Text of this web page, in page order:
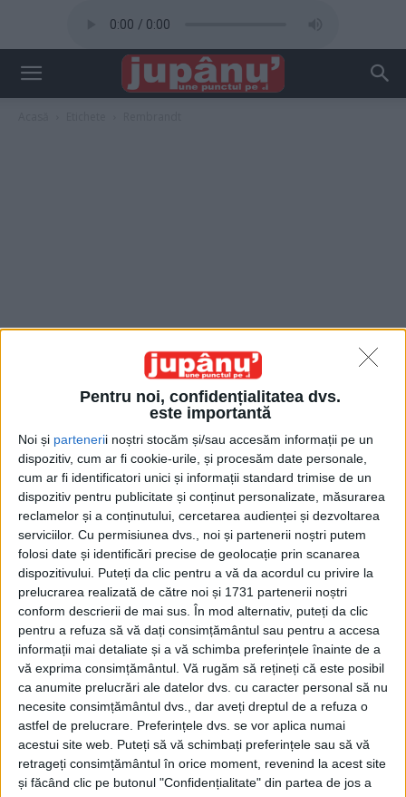
Pentru noi, confidențialitatea dvs.
este importantă
Noi și partenerii noștri stocăm și/sau accesăm informații pe un
dispozitiv, cum ar fi cookie-urile, și procesăm date personale,
cum ar fi identificatori unici și informații standard trimise de un
dispozitiv pentru publicitate și conținut personalizate, măsurarea
reclamelor și a conținutului, cercetarea audienței și dezvoltarea
serviciilor. Cu permisiunea dvs., noi și partenerii noștri putem
folosi date și identificări precise de geolocație prin scanarea
dispozitivului. Puteți da clic pentru a vă da acordul cu privire la
prelucrarea realizată de către noi și 1731 partenerii noștri
conform descrierii de mai sus. În mod alternativ, puteți da clic
pentru a refuza să vă dați consimțământul sau pentru a accesa
informații mai detaliate și a vă schimba preferințele înainte de a
vă exprima consimțământul. Vă rugăm să rețineți că este posibil
ca anumite prelucrări ale datelor dvs. cu caracter personal să nu
necesite consimțământul dvs., dar aveți dreptul de a refuza o
astfel de prelucrare. Preferințele dvs. se vor aplica numai
acestui site web. Puteți să vă schimbați preferințele sau să vă
retrageți consimțământul în orice moment, revenind la acest site
și făcând clic pe butonul "Confidențialitate" din partea de jos a
Etichetă: Rembrandt